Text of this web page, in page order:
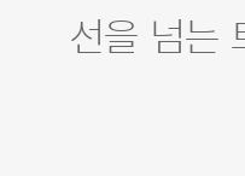
선을 넘는